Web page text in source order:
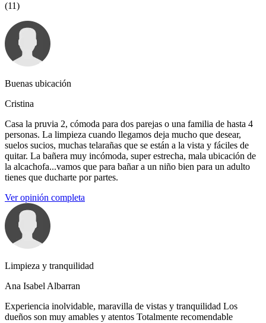
(11)
Buenas ubicación
Cristina
Casa la pruvia 2, cómoda para dos parejas o una familia de hasta 4
personas. La limpieza cuando llegamos deja mucho que desear,
suelos sucios, muchas telarañas que se están a la vista y fáciles de
quitar. La bañera muy incómoda, super estrecha, mala ubicación de
la alcachofa...vamos que para bañar a un niño bien para un adulto
tienes que ducharte por partes.
Ver opinión completa
Limpieza y tranquilidad
Ana Isabel Albarran
Experiencia inolvidable, maravilla de vistas y tranquilidad Los
dueños son muy amables y atentos Totalmente recomendable